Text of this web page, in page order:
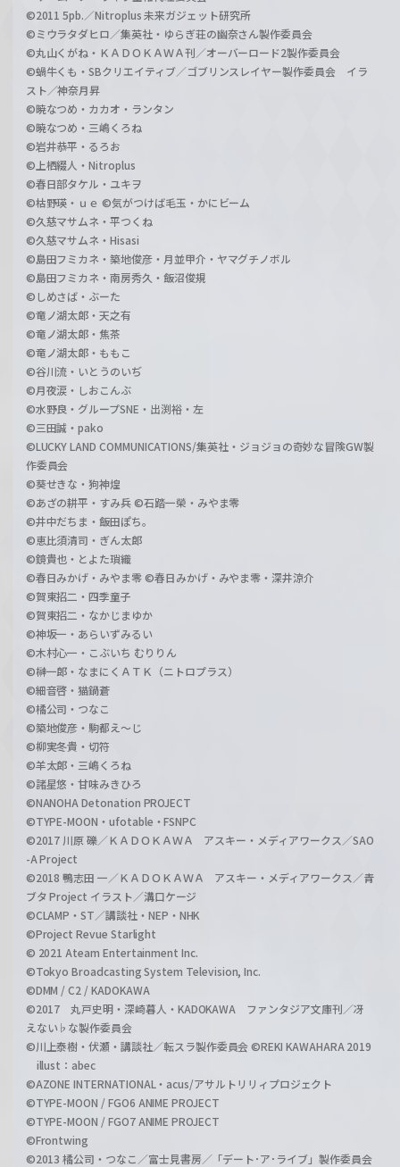
©2011 5pb.／Nitroplus 未来ガジェット研究所
©ミウラタダヒロ／集英社・ゆらぎ荘の幽奈さん製作委員会
©丸山くがね・ＫＡＤＯＫＡＷＡ刊／オーバーロード2製作委員会
©蝸牛くも・SBクリエイティブ／ゴブリンスレイヤー製作委員会 イラ
スト／神奈月昇
©暁なつめ・カカオ・ランタン
©暁なつめ・三嶋くろね
©岩井恭平・るろお
©上栖綴人・Nitroplus
©春日部タケル・ユキヲ
©枯野瑛・ｕｅ ©気がつけば毛玉・かにビーム
©久慈マサムネ・平つくね
©久慈マサムネ・Hisasi
©島田フミカネ・築地俊彦・月並甲介・ヤマグチノボル
©島田フミカネ・南房秀久・飯沼俊規
©しめさば・ぶーた
©竜ノ湖太郎・天之有
©竜ノ湖太郎・焦茶
©竜ノ湖太郎・ももこ
©谷川流・いとうのいぢ
©月夜涙・しおこんぶ
©水野良・グループSNE・出渕裕・左
©三田誠・pako
©LUCKY LAND COMMUNICATIONS/集英社・ジョジョの奇妙な冒険GW製
作委員会
©葵せきな・狗神煌
©あざの耕平・すみ兵 ©石踏一榮・みやま零
©井中だちま・飯田ぽち。
©恵比須清司・ぎん太郎
©鏡貴也・とよた瑣織
©春日みかげ・みやま零 ©春日みかげ・みやま零・深井涼介
©賀東招二・四季童子
©賀東招二・なかじまゆか
©神坂一・あらいずみるい
©木村心一・こぶいち むりりん
©榊一郎・なまにくＡＴＫ（ニトロプラス）
©細音啓・猫鍋蒼
©橘公司・つなこ
©築地俊彦・駒都え～じ
©柳実冬貴・切符
©羊太郎・三嶋くろね
©諸星悠・甘味みきひろ
©NANOHA Detonation PROJECT
©TYPE-MOON・ufotable・FSNPC
©2017 川原 礫／ＫＡＤＯＫＡＷＡ アスキー・メディアワークス／SAO
-A Project
©2018 鴨志田 一／ＫＡＤＯＫＡＷＡ アスキー・メディアワークス／青
ブタ Project イラスト／溝口ケージ
©CLAMP・ST／講談社・NEP・NHK
©Project Revue Starlight
© 2021 Ateam Entertainment Inc.
©Tokyo Broadcasting System Television, Inc.
©DMM / C2 / KADOKAWA
©2017 丸戸史明・深崎暮人・KADOKAWA ファンタジア文庫刊／冴
えない♭な製作委員会
©川上泰樹・伏瀬・講談社／転スラ製作委員会 ©REKI KAWAHARA 2019
illust：abec
©AZONE INTERNATIONAL・acus/アサルトリリィプロジェクト
©TYPE-MOON / FGO6 ANIME PROJECT
©TYPE-MOON / FGO7 ANIME PROJECT
©Frontwing
©2013 橘公司・つなこ／富士見書房／「デート･ア･ライブ」製作委員会